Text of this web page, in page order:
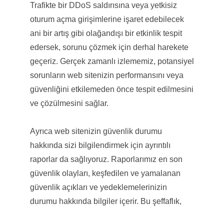
Trafikte bir DDoS saldırısına veya yetkisiz
oturum açma girişimlerine işaret edebilecek
ani bir artış gibi olağandışı bir etkinlik tespit
edersek, sorunu çözmek için derhal harekete
geçeriz. Gerçek zamanlı izlememiz, potansiyel
sorunların web sitenizin performansını veya
güvenliğini etkilemeden önce tespit edilmesini
ve çözülmesini sağlar.
Ayrıca web sitenizin güvenlik durumu
hakkında sizi bilgilendirmek için ayrıntılı
raporlar da sağlıyoruz. Raporlarımız en son
güvenlik olayları, keşfedilen ve yamalanan
güvenlik açıkları ve yedeklemelerinizin
durumu hakkında bilgiler içerir. Bu şeffaflık,